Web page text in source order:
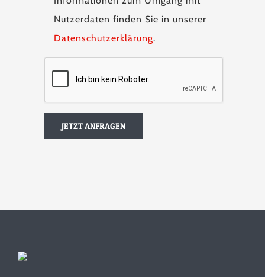
Nutzerdaten finden Sie in unserer
Datenschutzerklärung.